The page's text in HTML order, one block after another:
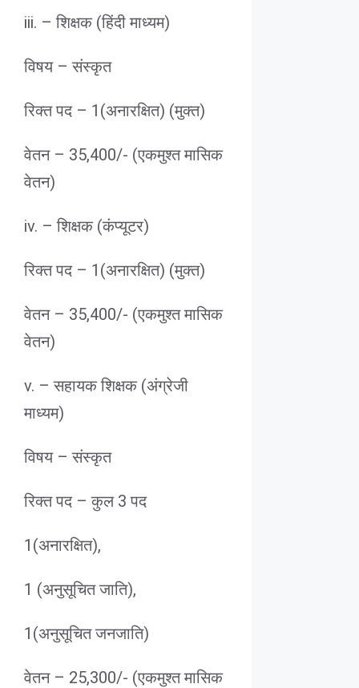
iii. – शिक्षक (हिंदी माध्यम)
विषय – संस्कृत
रिक्त पद – 1(अनारक्षित) (मुक्त)
वेतन – 35,400/- (एकमुश्त मासिक
वेतन)
iv. – शिक्षक (कंप्यूटर)
रिक्त पद – 1(अनारक्षित) (मुक्त)
वेतन – 35,400/- (एकमुश्त मासिक
वेतन)
v. – सहायक शिक्षक (अंग्रेजी
माध्यम)
विषय – संस्कृत
रिक्त पद – कुल 3 पद
1(अनारक्षित),
1 (अनुसूचित जाति),
1(अनुसूचित जनजाति)
वेतन – 25,300/- (एकमुश्त मासिक